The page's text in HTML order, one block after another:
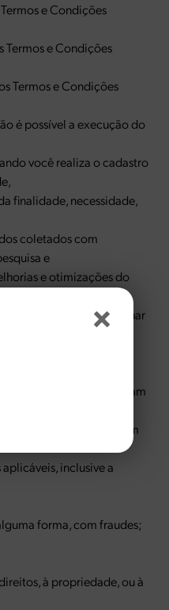
e Condições
Termos e Condições
Termos e Condições
é possível a execução do
você realiza o cadastro
finalidade, necessidade,
coletados com
e
e otimizações do
poderemos compartilhar
nossa organização se
das informações sejam
ou ordem
inclusive a
forma, com fraudes;
à propriedade, ou à